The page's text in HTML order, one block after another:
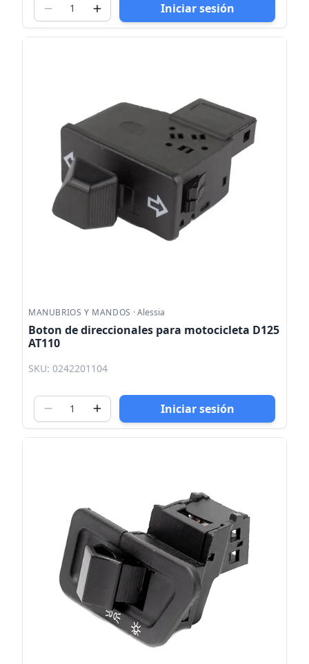
Iniciar sesión
MANUBRIOS Y MANDOS ·Alessia
Boton de direccionales para motocicleta D125
AT110
SKU: 0242201104
Iniciar sesión